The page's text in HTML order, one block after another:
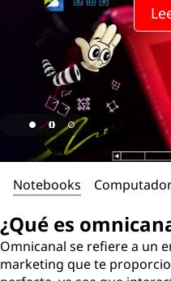
n
g
o
Notebooks
¿Qué es
Omnicanal se refiere a un
marketing que te